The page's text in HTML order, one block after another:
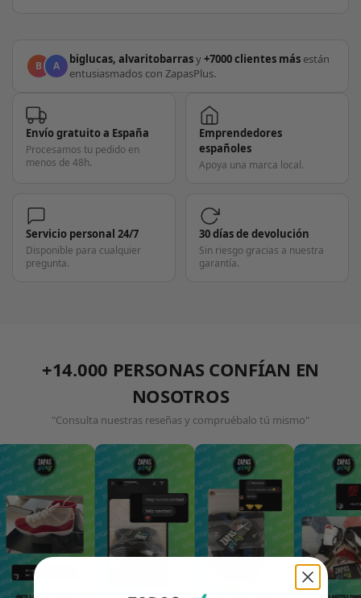
B A biglucas, alvaritobarrasy+7000 clientes más están
entusiasmados con ZapasPlus.
Envío gratuito a España
Procesamos tu pedido en
menos de 48h.
Emprendedores
españoles
Apoya una marca local.
Servicio personal 24/7
Disponible para cualquier
pregunta.
30 días de devolución
Sin riesgo gracias a nuestra
garantía.
+14.000 PERSONAS CONFÍAN EN
NOSOTROS
"Consulta nuestras reseñas y compruébalo tú mismo"